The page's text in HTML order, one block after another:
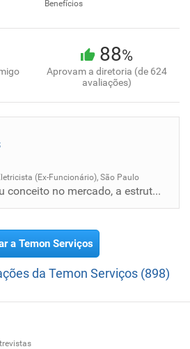
Benefícios
88%
Aprovam a diretoria (de 624
avaliações)
(Ex-Funcionário), São Paulo
A empresa tem o seu conceito no mercado, a estrutura e robusta, cumpre bem com seus compromissos com seus funcionários.
a Temon Serviços
da Temon Serviços (898)